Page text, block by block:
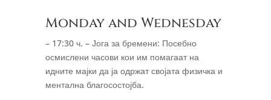
Monday and Wednesday
– 17:30 ч. – Јога за бремени: Посебно
осмислени часови кои им помагаат на
идните мајки да ја одржат својата физичка и
ментална благосостојба.